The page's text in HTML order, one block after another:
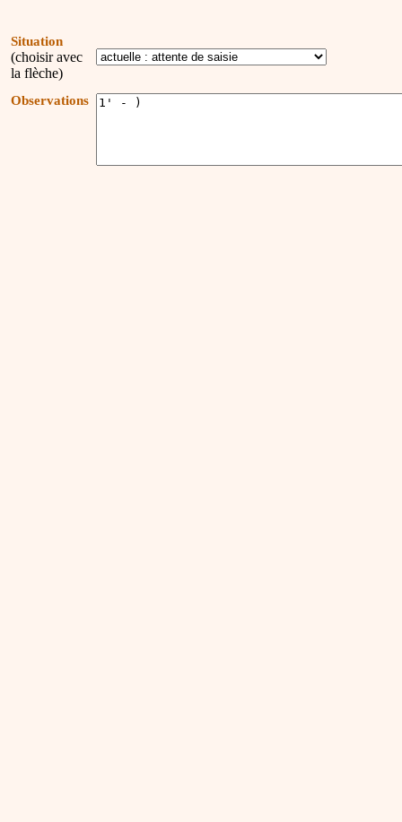
Situation
(choisir avec
la flèche)
Observations